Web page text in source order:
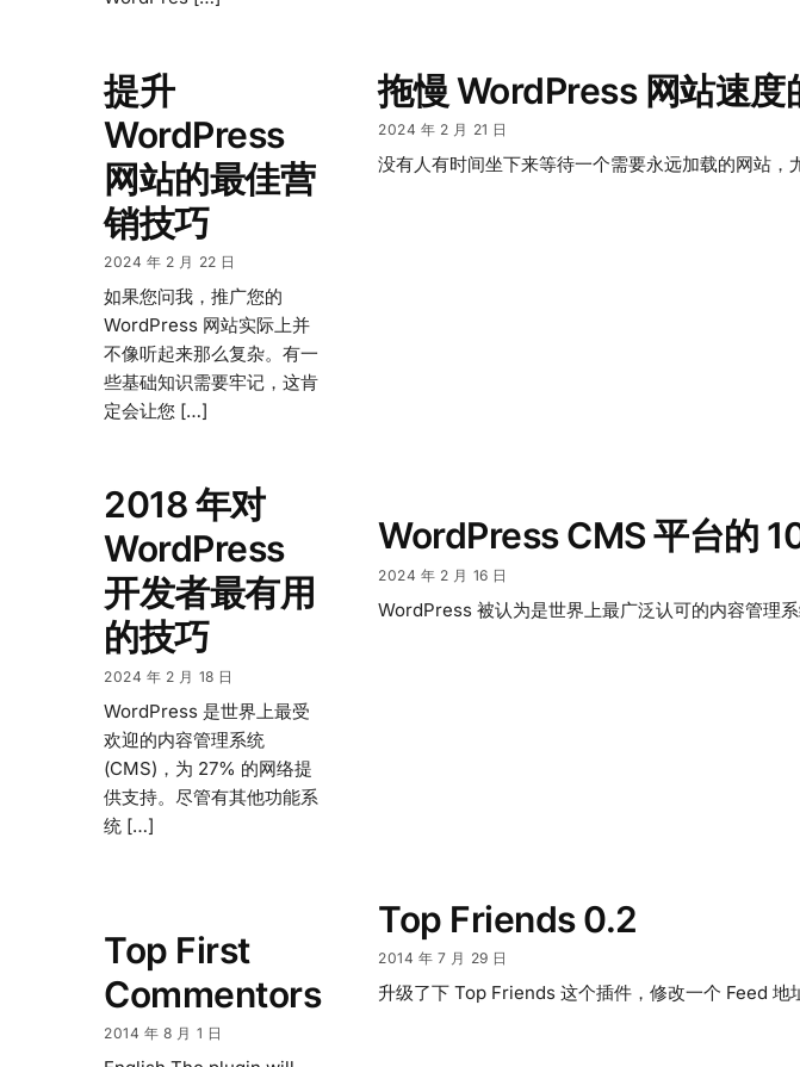
提升
WordPress
网站的最佳营
销技巧
2024 年 2 月 22 日
如果您问我，推广您的
WordPress 网站实际上并
不像听起来那么复杂。有一
些基础知识需要牢记，这肯
定会让您 […]
拖慢 WordPress 网站速度
2024 年 2 月 21 日
没有人有时间坐下来等待一个需要永远加载的网站
2018 年对
WordPress
开发者最有用
的技巧
2024 年 2 月 18 日
WordPress 是世界上最受
欢迎的内容管理系统
(CMS)，为 27% 的网络提
供支持。尽管有其他功能系
统 […]
WordPress CMS 平台的
2024 年 2 月 16 日
WordPress 被认为是世界上最广泛认可的内容管理
Top First
Commentors
2014 年 8 月 1 日
Top Friends 0.2
2014 年 7 月 29 日
升级了下 Top Friends 这个插件，修改一个 Feed